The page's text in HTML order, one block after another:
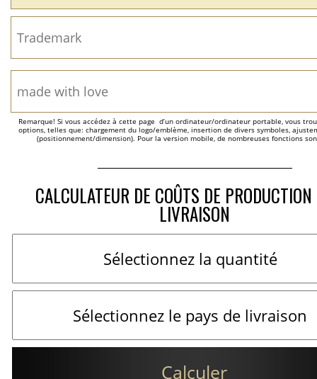
Remarque! Si vous accédez à cette page  d’un ordinateur/ordinateur portable, vous
options, telles que: chargement du logo/emblème, insertion de divers symboles,
(positionnement/dimension). Pour la version mobile, de nombreuses fonctions
CALCULATEUR DE COÛTS DE
LIVRAISON
Calculer